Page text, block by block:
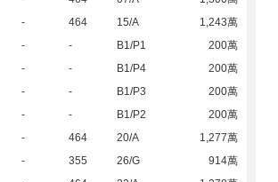
- 464 15/A
1,243萬
- - B1/P1
200萬
- - B1/P4
200萬
- - B1/P3
200萬
- - B1/P2
200萬
- 464 20/A
1,277萬
- 355 26/G
914萬